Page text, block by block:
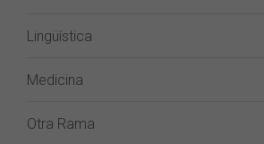
Lingüística
Medicina
Otra Rama